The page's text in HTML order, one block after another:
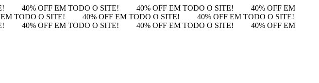
40% OFF EM TODO O SITE! 40% OFF EM TODO O SITE!
40% OFF EM
TODO O SITE! 40% OFF EM TODO O SITE!
40% OFF EM TODO O SITE!
40% OFF EM TODO O SITE! 40% OFF EM TODO O SITE!
40% OFF EM